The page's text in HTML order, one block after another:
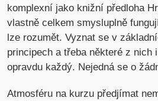
komplexní jako knižní předloha
vlastně celkem smysluplně
lze rozumět. Vyznat se v
principech a třeba některé z nich
opravdu každý. Nejedná se o
Atmosféru na kurzu předjímat